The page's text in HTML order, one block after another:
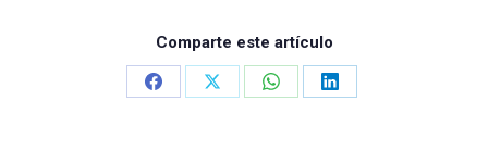
Comparte este artículo
Share
Share
Share
Share